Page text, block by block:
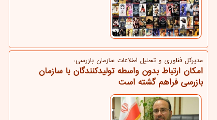
مدیركل فناوری و تحلیل اطلاعات سازمان بازرسی:
امکان ارتباط بدون واسطه تولیدکنندگان با سازمان
بازرسی فراهم گشته است